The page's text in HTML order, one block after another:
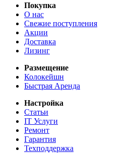
Покупка
О нас
Свежие поступления
Акции
Доставка
Лизинг
Размещение
Колокейшн
Быстрая Аренда
Настройка
Статьи
IT Услуги
Ремонт
Гарантия
Техподдержка